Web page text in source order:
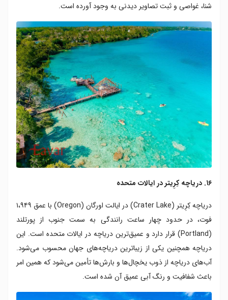
شنا، غواصی و ثبت تصاویر دیدنی به وجود آورده است.
۱۶. دریاچه کِرِیتر در ایالات متحده
دریاچه کِرِیتر (Crater Lake) در ایالت اورگان (Oregon) با عمق ۱،۹۴۹
فوت، در حدود چهار ساعت رانندگی به سمت جنوب از پورتلند
(Portland) قرار دارد و عمیق‌ترین دریاچه در ایالات متحده است. این
دریاچه همچنین یکی از زیباترین دریاچه‌های جهان محسوب می‌شود.
آب‌های دریاچه از ذوب یخچال‌ها و بارش‌ها تأمین می‌شود که همین امر
باعث شفافیت و رنگ آبی عمیق آن شده است.